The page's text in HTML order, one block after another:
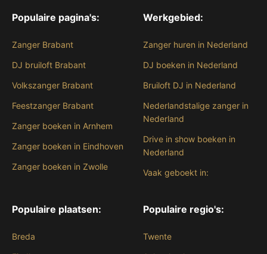
Populaire pagina's:
Zanger Brabant
DJ bruiloft Brabant
Volkszanger Brabant
Feestzanger Brabant
Zanger boeken in Arnhem
Zanger boeken in Eindhoven
Zanger boeken in Zwolle
Werkgebied:
Zanger huren in Nederland
DJ boeken in Nederland
Bruiloft DJ in Nederland
Nederlandstalige zanger in
Nederland
Drive in show boeken in
Nederland
Vaak geboekt in:
Populaire plaatsen:
Breda
Populaire regio's:
Twente